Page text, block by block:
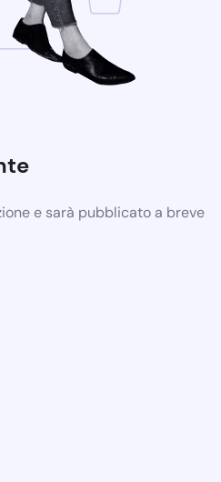
e sarà pubblicato a breve